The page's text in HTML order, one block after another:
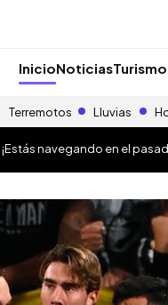
InicioNoticiasTurismo
Terremotos Lluvias
¡Estás navegando en el